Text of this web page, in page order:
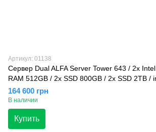
Артикул: 01138
Сервер Dual ALFA Server Tower 643 / 2х
RAM 512GB / 2x SSD 800GB / 2x SSD 2TB /
164 600 грн
В наличии
Купить